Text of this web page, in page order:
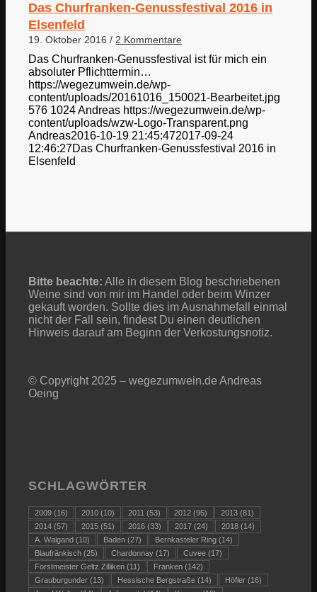
Das Churfranken-Genussfestival 2016 in
Elsenfeld
19. Oktober 2016 / 2 Kommentare
Das Churfranken-Genussfestival ist für mich ein
absoluter Pflichttermin…
https://wegezumwein.de/wp-
content/uploads/20161016_150021-Bearbeitet.jpg
576 1024 Andreas https://wegezumwein.de/wp-
content/uploads/wzw-Logo-Transparent.png
Andreas2016-10-19 21:45:472017-09-24
12:46:27Das Churfranken-Genussfestival 2016 in
Elsenfeld
Bitte beachte: Alle in diesem Blog beschriebenen
Weine sind von mir im Handel oder beim Winzer
gekauft worden. Sollte dies im Ausnahmefall einmal
nicht der Fall sein, findest Du einen deutlichen
Hinweis darauf am Beginn der Verkostungsnotiz.
© Copyright 2025 – wegezumwein.de Andreas
Oeing
SCHLAGWÖRTER
2009 (16) 2010 (10) 2011 (53) 2012 (95) 2013 (81)
2014 (57) 2015 (51) 2016 (33) 2017 (24) 2018 (14)
A. Waigand (10) Baden (27) Bernkasteler Ring (14)
Blaufränkisch (25) Chardonnay (17) Cuvee (17)
Forstmeister Geltz Zilliken (11) Franken (142)
Grauburgunder (13) Hessische Bergstraße (14) Höfler (16)